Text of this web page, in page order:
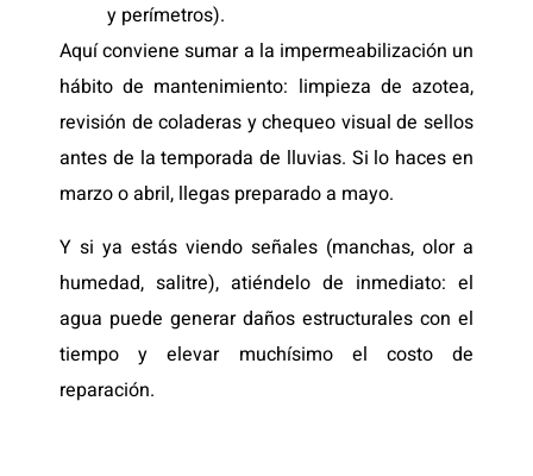
y perímetros).
Aquí conviene sumar a la impermeabilización un
hábito de mantenimiento: limpieza de azotea,
revisión de coladeras y chequeo visual de sellos
antes de la temporada de lluvias. Si lo haces en
marzo o abril, llegas preparado a mayo.
Y si ya estás viendo señales (manchas, olor a
humedad, salitre), atiéndelo de inmediato: el
agua puede generar daños estructurales con el
tiempo y elevar muchísimo el costo de
reparación.